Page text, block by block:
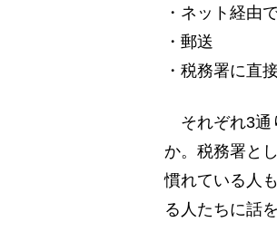
・ネット経由
・郵送
・税務署に直
それぞれ3通
か。税務署と
慣れている人
る人たちに話